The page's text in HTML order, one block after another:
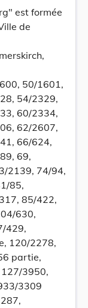
est formée
de
50/1601,
54/2329,
60/2334,
62/2607,
66/624,
69,
2139, 74/94,
85,
85/422,
630,
429,
120/2278,
partie,
3950,
3309